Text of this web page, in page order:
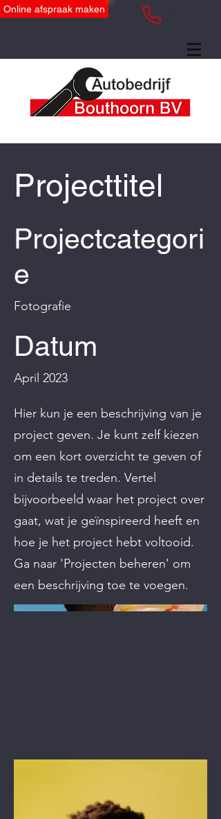
Online afspraak maken
Projecttitel
Projectcategori
e
Fotografie
Datum
April 2023
Hier kun je een beschrijving van je
project geven. Je kunt zelf kiezen
om een kort overzicht te geven of
in details te treden. Vertel
bijvoorbeeld waar het project over
gaat, wat je geïnspireerd heeft en
hoe je het project hebt voltooid.
Ga naar 'Projecten beheren' om
een beschrijving toe te voegen.